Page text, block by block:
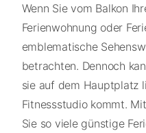
Wenn Sie vom Balkon
Ferienwohnung oder
emblematische
betrachten. Dennoch
sie auf dem Hauptplatz
Fitnessstudio kommt.
Sie so viele günstige